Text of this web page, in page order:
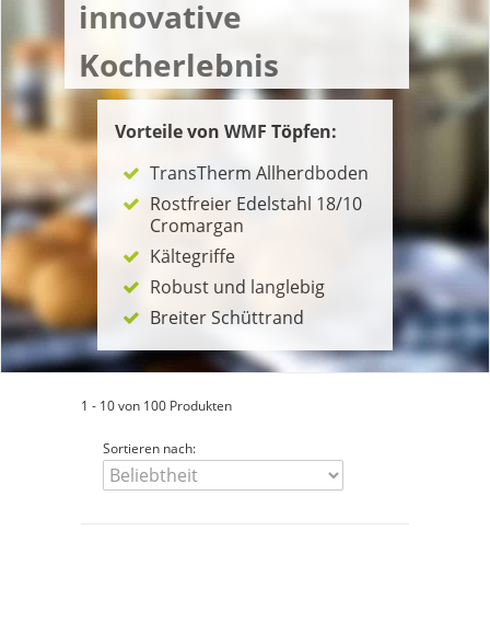
innovative
Kocherlebnis
Vorteile von WMF Töpfen:
TransTherm Allherdboden
Rostfreier Edelstahl 18/10
Cromargan
Kältegriffe
Robust und langlebig
Breiter Schüttrand
1 - 10 von 100 Produkten
Sortieren nach: